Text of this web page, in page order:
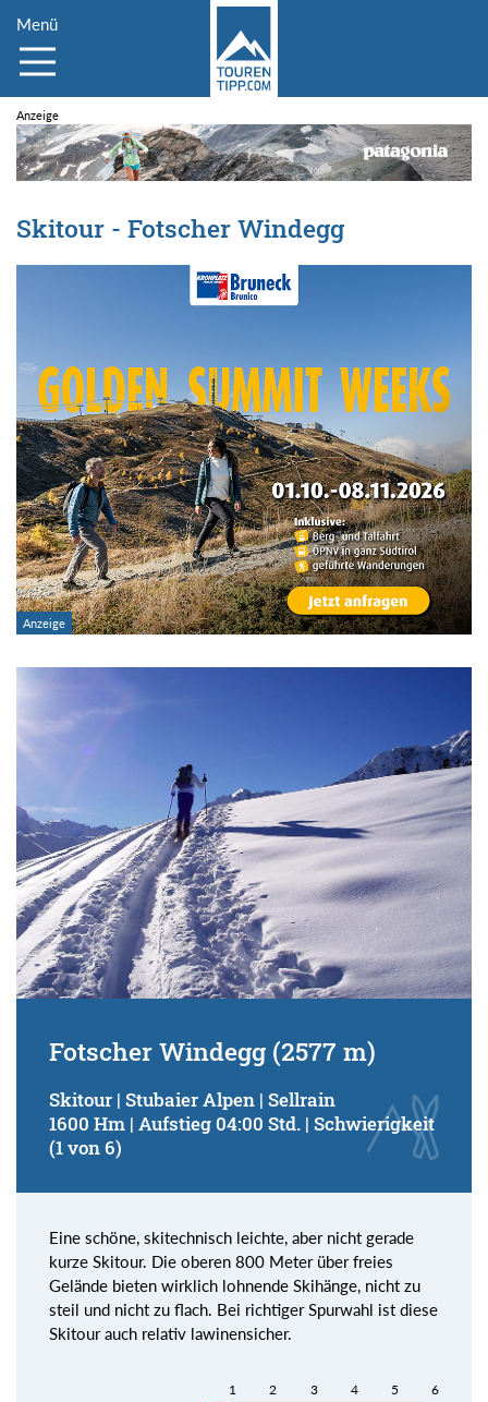
Menü
Skitour - Fotscher Windegg
Fotscher Windegg (2577 m)
Skitour | Stubaier Alpen | Sellrain
1600 Hm | Aufstieg 04:00 Std. | Schwierigkeit
(1 von 6)
Eine schöne, skitechnisch leichte, aber nicht gerade
kurze Skitour. Die oberen 800 Meter über freies
Gelände bieten wirklich lohnende Skihänge, nicht zu
steil und nicht zu flach. Bei richtiger Spurwahl ist diese
Skitour auch relativ lawinensicher.
1 2 3 4 5 6